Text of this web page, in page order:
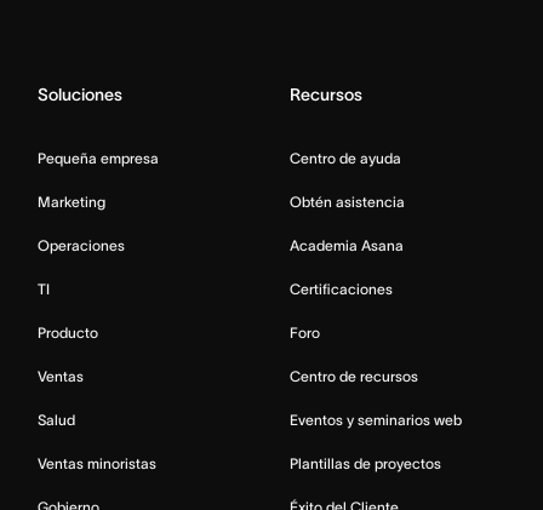
Soluciones
Pequeña empresa
Marketing
Operaciones
TI
Producto
Ventas
Salud
Ventas minoristas
Gobierno
Recursos
Centro de ayuda
Obtén asistencia
Academia Asana
Certificaciones
Foro
Centro de recursos
Eventos y seminarios web
Plantillas de proyectos
Éxito del Cliente